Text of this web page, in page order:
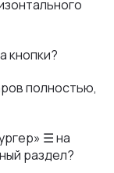
кнопки?
полностью,
☰ на
раздел?